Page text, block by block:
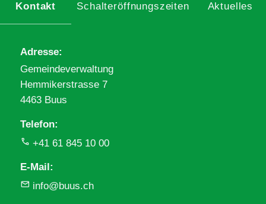
Kontakt Schalteröffnungszeiten Aktuelles
Adresse
Gemeindeverwaltung
Hemmikerstrasse 7
4463 Buus
Telefon
+41 61 845 10 00
E-Mail
info@buus.ch